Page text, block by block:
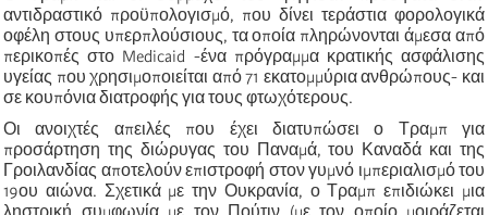
αντιδραστικό προϋπολογισμό, που δίνει τεράστια φορολογικά
οφέλη στους υπερπλούσιους, τα οποία πληρώνονται άμεσα από
περικοπές στο Medicaid -ένα πρόγραμμα κρατικής ασφάλισης
υγείας που χρησιμοποιείται από 71 εκατομμύρια ανθρώπους- και
σε κουπόνια διατροφής για τους φτωχότερους.
Οι ανοιχτές απειλές που έχει διατυπώσει ο Τραμπ για
προσάρτηση της διώρυγας του Παναμά, του Καναδά και της
Γροιλανδίας αποτελούν επιστροφή στον γυμνό ιμπεριαλισμό του
19ου αιώνα. Σχετικά με την Ουκρανία, ο Τραμπ επιδιώκει μια